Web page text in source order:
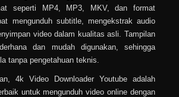
seperti MP4, MP3, MKV, dan format
mengunduh subtitle, mengekstrak audio
video dalam kualitas asli. Tampilan
dan mudah digunakan, sehingga
tanpa pengetahuan teknis.
4k Video Downloader Youtube adalah
untuk mengunduh video online dengan